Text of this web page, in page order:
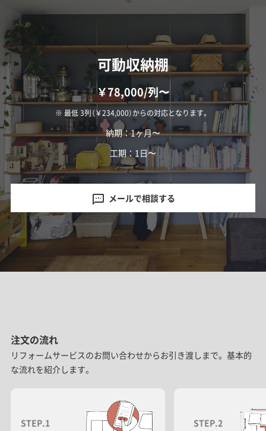
可動収納棚
￥78,000/列〜
※ 最低 3列（￥234,000）からの対応となります。
納期：1ヶ月〜
工期：1日〜
メールで相談する
注文の流れ
リフォームサービスのお問い合わせからお引き渡しまで。基本的
な流れを紹介します。
STEP.1 STEP.2